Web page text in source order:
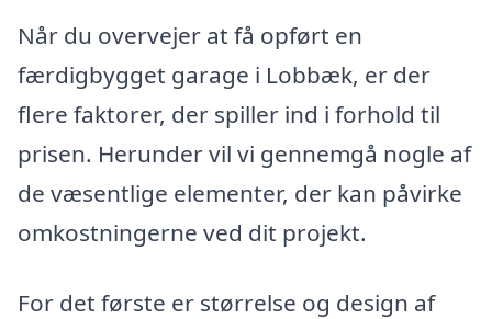
Når du overvejer at få opført en
færdigbygget garage i Lobbæk, er der
flere faktorer, der spiller ind i forhold til
prisen. Herunder vil vi gennemgå nogle af
de væsentlige elementer, der kan påvirke
omkostningerne ved dit projekt.
For det første er størrelse og design af